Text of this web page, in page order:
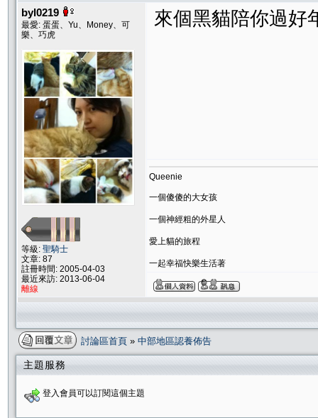
byl0219
最愛: 蛋蛋、Yu、Money、可
樂、巧虎
等級: 聖騎士
文章: 87
註冊時間: 2005-04-03
最近來訪: 2013-06-04
離線
來個黑貓陪你過好
Queenie
一個傻傻的大女孩
一個神經粗的外星人
愛上貓的旅程
一起幸福快樂生活著
討論區首頁 » 中部地區認養佈告
主題服務
登入會員可以訂閱這個主題